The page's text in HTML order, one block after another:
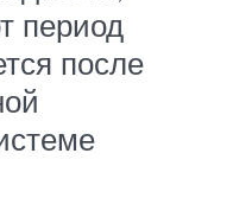
период
после